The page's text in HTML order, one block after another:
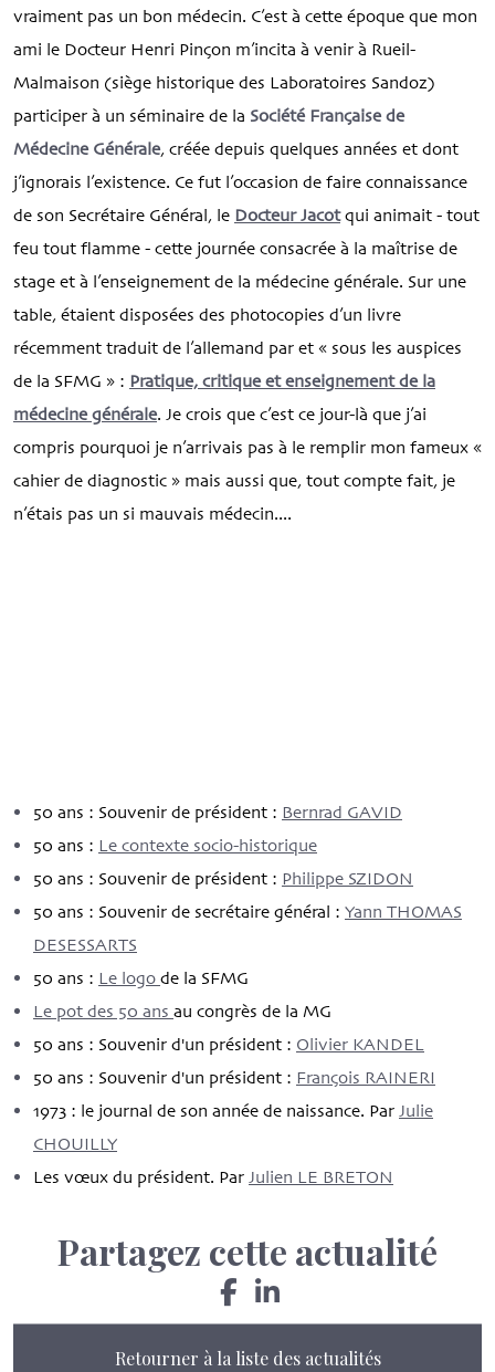
vraiment pas un bon médecin. C’est à cette époque que mon
ami le Docteur Henri Pinçon m’incita à venir à Rueil-
Malmaison (siège historique des Laboratoires Sandoz)
participer à un séminaire de la Société Française de
Médecine Générale, créée depuis quelques années et dont
j’ignorais l’existence. Ce fut l’occasion de faire connaissance
de son Secrétaire Général, leDocteur Jacotqui animait - tout
feu tout flamme - cette journée consacrée à la maîtrise de
stage et à l’enseignement de la médecine générale. Sur une
table, étaient disposées des photocopies d’un livre
récemment traduit de l’allemand par et « sous les auspices
de la SFMG » : Pratique, critique et enseignement de la
médecine générale. Je crois que c’est ce jour-là que j’ai
compris pourquoi je n’arrivais pas à le remplir mon fameux «
cahier de diagnostic » mais aussi que, tout compte fait, je
n’étais pas un si mauvais médecin....
50 ans : Souvenir de président : Bernrad GAVID
50 ans : Le contexte socio-historique
50 ans : Souvenir de président : Philippe SZIDON
50 ans : Souvenir de secrétaire général : Yann THOMAS
DESESSARTS
50 ans : Le logode la SFMG
Le pot des 50 ansau congrès de la MG
50 ans : Souvenir d'un président : Olivier KANDEL
50 ans : Souvenir d'un président : François RAINERI
1973 : le journal de son année de naissance. ParJulie
CHOUILLY
Les vœux du président. ParJulien LE BRETON
Partagez cette actualité
Retourner à la liste des actualités